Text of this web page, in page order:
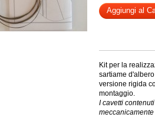
Aggiungi al
Kit per la
sartiame
versione rigida
montaggio.
I cavetti